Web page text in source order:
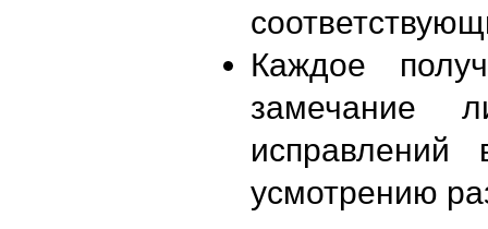
Каждое
замечание
исправлений
усмотрению